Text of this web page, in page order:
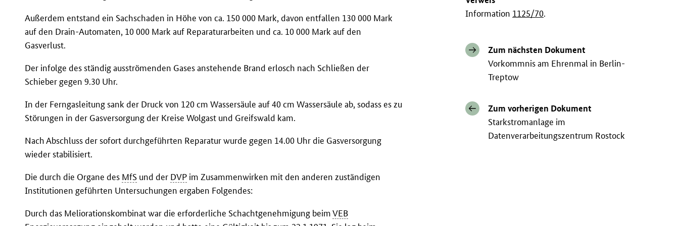
Information 1125/70.
Zum nächsten Dokument
Vorkommnis am Ehrenmal in Berlin-
Treptow
Zum vorherigen Dokument
Starkstromanlage im
Datenverarbeitungszentrum Rostock
Außerdem entstand ein Sachschaden in Höhe von ca. 150 000 Mark, davon entfallen 130 000 Mark
auf den Drain-Automaten, 10 000 Mark auf Reparaturarbeiten und ca. 10 000 Mark auf den
Gasverlust.
Der infolge des ständig ausströmenden Gases anstehende Brand erlosch nach Schließen der
Schieber gegen 9.30 Uhr.
In der Ferngasleitung sank der Druck von 120 cm Wassersäule auf 40 cm Wassersäule ab, sodass es zu
Störungen in der Gasversorgung der Kreise Wolgast und Greifswald kam.
Nach Abschluss der sofort durchgeführten Reparatur wurde gegen 14.00 Uhr die Gasversorgung
wieder stabilisiert.
Die durch die Organe des MfS und der DVP im Zusammenwirken mit den anderen zuständigen
Institutionen geführten Untersuchungen ergaben Folgendes:
Durch das Meliorationskombinat war die erforderliche Schachtgenehmigung beimVEB